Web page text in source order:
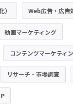
） Web広告・広告
動画マーケティング
コンテンツマーケティ
リサーチ・市場調査